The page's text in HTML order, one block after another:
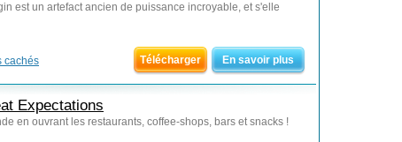
est un artefact ancien de puissance incroyable, et s'elle
cachés Télécharger En savoir plus
Expectations
en ouvrant les restaurants, coffee-shops, bars et snacks !